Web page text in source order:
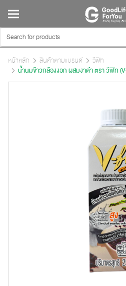
หน้าหลัก สินค้าตามแบรนด์
วีฟิท
น้ำนมข้าวกล้องงอก ผสมงาดำ ตรา วีฟิท